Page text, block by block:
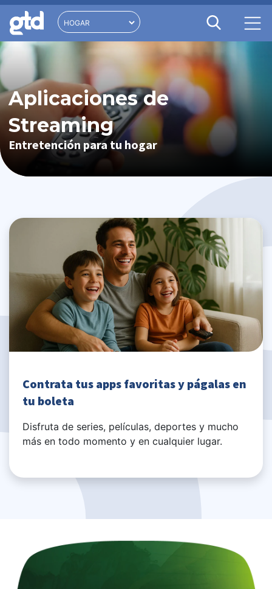
Aplicaciones de
Streaming
Entretención para tu hogar
Contrata tus apps favoritas y págalas en
tu boleta
Disfruta de series, películas, deportes y mucho
más en todo momento y en cualquier lugar.